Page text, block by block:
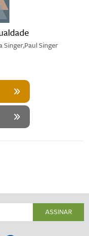
Singer,Paul Singer
ASSINAR